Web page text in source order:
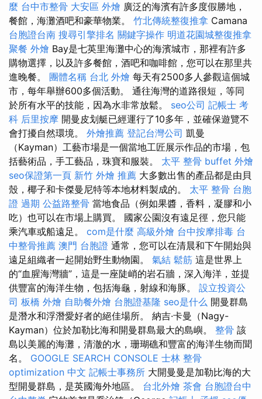
麼 台中市整骨 大安區 外燴 廣泛的海濱有許多度假勝地，
餐館，海灘酒吧和豪華物業。 竹北傳統整復推拿 Camana
台胞證台南 搜尋引擎排名 關鍵字操作 明道花園城整復推拿
聚餐 外燴 Bay是七英里海灘中心的海濱城市，那裡有許多
購物選擇，以及許多餐館，酒吧和咖啡館，您可以在那里共
進晚餐。 團體名稱 台北 外燴 每天有2500多人參觀這個城
市，每年舉辦600多個活動。 通往海灣的道路很短，等同
於所有水平的技能，因為水非常放鬆。 seo公司 記帳士 考
科 后里按摩 開曼皮划艇已經運行了10多年，並確保遊覽不
會打擾自然環境。 外燴推薦 登記台灣公司 凱曼
（Kayman）工藝市場是一個當地工匠展示作品的市場，包
括藝術品，手工藝品，珠寶和服裝。 太平 整骨 buffet 外燴
seo保證第一頁 新竹 外燴 推薦 大多數出售的產品都是由貝
殼，椰子和卡傑曼尼特等本地材料製成的。 太平 整骨 台胞
證 過期 公益路整骨 當地食品（例如果醬，香料，凝膠和小
吃）也可以在市場上購買。 國家公園沒有遠足徑，您只能
乘汽車或船遠足。 com是什麼 高級外燴 台中按摩排毒 台
中整骨推薦 澳門 台胞證 通常，您可以在清晨和下午開始與
遠足組織者一起開始野生動物園。 氣結 鬆筋 這是世界上
的“血腥海灣牆”，這是一座陡峭的岩石牆，深入海洋，並提
供豐富的海洋生物，包括海龜，射線和海豚。 設立投資公
司 板橋 外燴 自助餐外燴 台胞證基隆 seo是什么 開曼群島
是潛水和浮潛愛好者的絕佳場所。 納吉·卡曼（Nagy-
Kayman）位於加勒比海和開曼群島最大的島嶼。 整骨 該
島以美麗的海灘，清澈的水，珊瑚礁和豐富的海洋生物而聞
名。 GOOGLE SEARCH CONSOLE 士林 整骨
optimization 中文 記帳士事務所 大開曼曼是加勒比海的大
型開曼群島，是英國海外地區。 台北外燴 茶會 台胞證台中